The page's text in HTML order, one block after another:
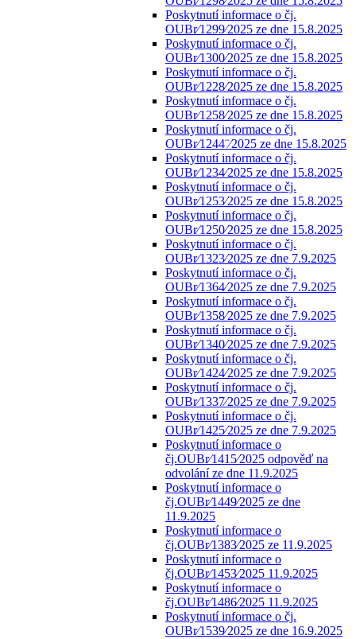
Poskytnutí informace o čj.
OUBr⁄1299⁄2025 ze dne 15.8.2025
Poskytnutí informace o čj.
OUBr⁄1300⁄2025 ze dne 15.8.2025
Poskytnutí informace o čj.
OUBr⁄1228⁄2025 ze dne 15.8.2025
Poskytnutí informace o čj.
OUBr⁄1258⁄2025 ze dne 15.8.2025
Poskytnutí informace o čj.
OUBr⁄1244¨⁄2025 ze dne 15.8.2025
Poskytnutí informace o čj.
OUBr⁄1234⁄2025 ze dne 15.8.2025
Poskytnutí informace o čj.
OUBr⁄1253⁄2025 ze dne 15.8.2025
Poskytnutí informace o čj.
OUBr⁄1250⁄2025 ze dne 15.8.2025
Poskytnutí informace o čj.
OUBr⁄1323⁄2025 ze dne 7.9.2025
Poskytnutí informace o čj.
OUBr⁄1364⁄2025 ze dne 7.9.2025
Poskytnutí informace o čj.
OUBr⁄1358⁄2025 ze dne 7.9.2025
Poskytnutí informace o čj.
OUBr⁄1340⁄2025 ze dne 7.9.2025
Poskytnutí informace o čj.
OUBr⁄1424⁄2025 ze dne 7.9.2025
Poskytnutí informace o čj.
OUBr⁄1337⁄2025 ze dne 7.9.2025
Poskytnutí informace o čj.
OUBr⁄1425⁄2025 ze dne 7.9.2025
Poskytnutí informace o
čj.OUBr⁄1415⁄2025 odpověď na
odvolání ze dne 11.9.2025
Poskytnutí informace o
čj.OUBr⁄1449⁄2025 ze dne
11.9.2025
Poskytnutí informace o
čj.OUBr⁄1383⁄2025 ze 11.9.2025
Poskytnutí informace o
čj.OUBr⁄1453⁄2025 11.9.2025
Poskytnutí informace o
čj.OUBr⁄1486⁄2025 11.9.2025
Poskytnutí informace o čj.
OUBr⁄1539⁄2025 ze dne 16.9.2025